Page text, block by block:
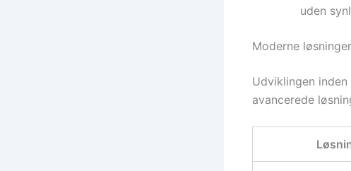
uden
Moderne
Udviklingen
avancerede